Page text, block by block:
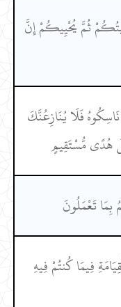
ثُمَّ يُحْيِيكُمْ إِنَّ
فَلَا يُنَازِعُنَّكَ
هُدًى مُّسْتَقِيمٍ
فِيمَا كُنتُمْ فِيهِ